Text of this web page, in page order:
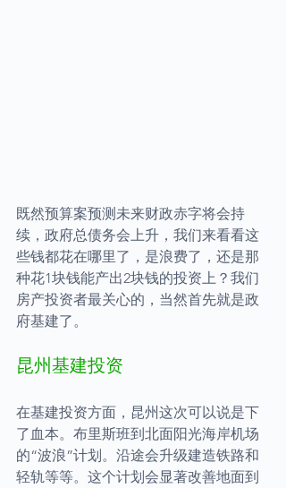
既然预算案预测未来财政赤字将会持
续，政府总债务会上升，我们来看看这
些钱都花在哪里了，是浪费了，还是那
种花1块钱能产出2块钱的投资上？我们
房产投资者最关心的，当然首先就是政
府基建了。
昆州基建投资
在基建投资方面，昆州这次可以说是下
了血本。布里斯班到北面阳光海岸机场
的“波浪”计划。沿途会升级建造铁路和
轻轨等等。这个计划会显著改善地面到